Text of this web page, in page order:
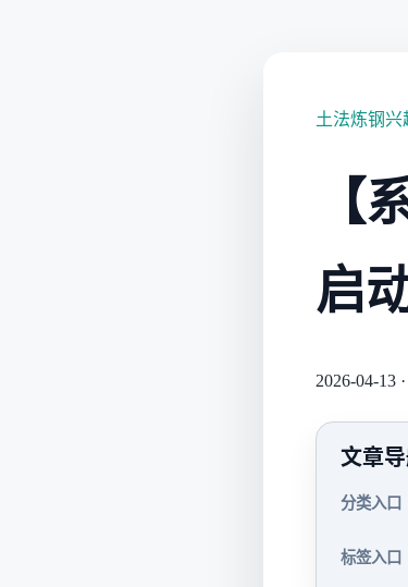
土法炼钢
【
启
2026-04-13 ·
文章
分类入口
标签入口